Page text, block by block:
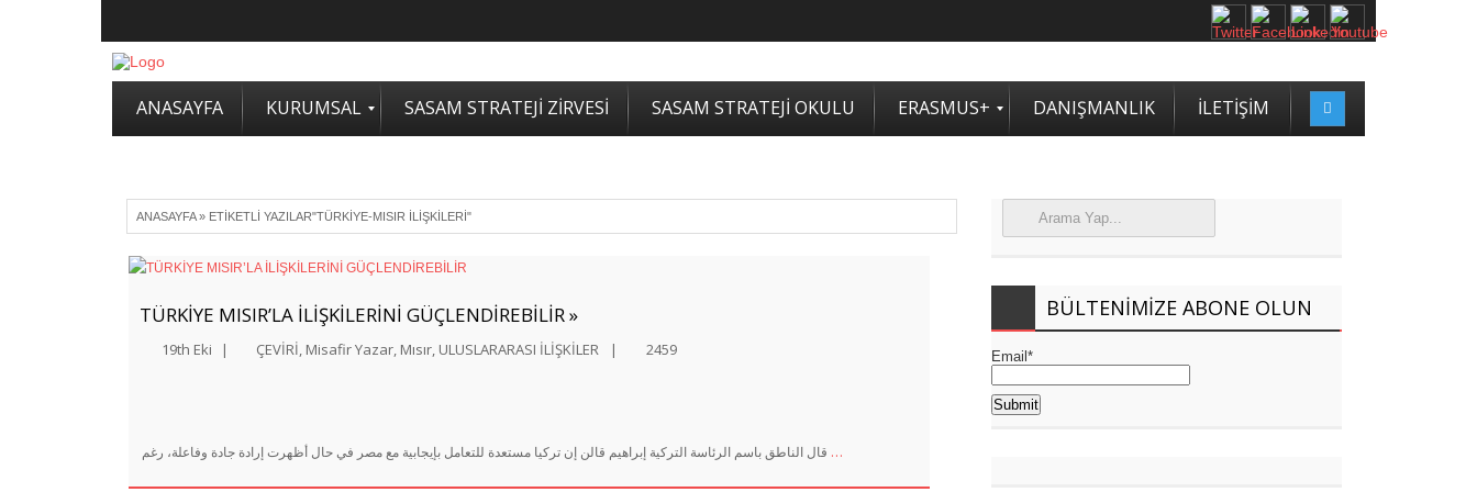
ANASAYFA KURUMSAL SASAM STRATEJİ ZİRVESİ SASAM STRATEJİ OKULU ERASMUS+ DANIŞMANLIK İLETİŞİM
ANASAYFA» ETIKETLI YAZILAR"TÜRKIYE-MISIR İLIŞKILERI"
TÜRKİYE MISIR’LA İLİŞKİLERİNİ GÜÇLENDİREBİLİR »
19th Eki | ÇEVİRİ, Misafir Yazar, Mısır, ULUSLARARASI İLİŞKİLER | 2459
…
BÜLTENIMIZE ABONE OLUN
Email*